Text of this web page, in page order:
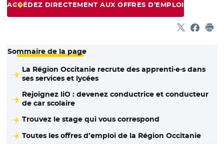
ACCÉDEZ DIRECTEMENT AUX OFFRES D’EMPLOI
Partager
- Nouvelle
-
Sommaire de la page
La Région Occitanie recrute des apprenti·e·s dans
ses services et lycées
Rejoignez liO : devenez conductrice et conducteur
de car scolaire
Trouvez le stage qui vous correspond
Toutes les offres d’emploi de la Région Occitanie